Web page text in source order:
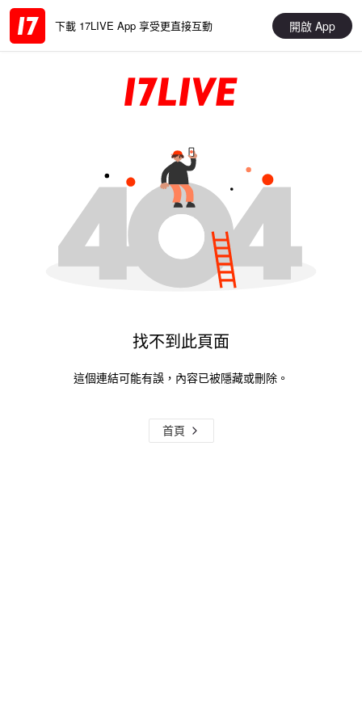
下載 17LIVE App 享受更直接互動 開啟 App
找不到此頁面
這個連結可能有誤，內容已被隱藏或刪除。
首頁